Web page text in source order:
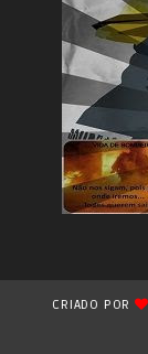
CRIADO POR